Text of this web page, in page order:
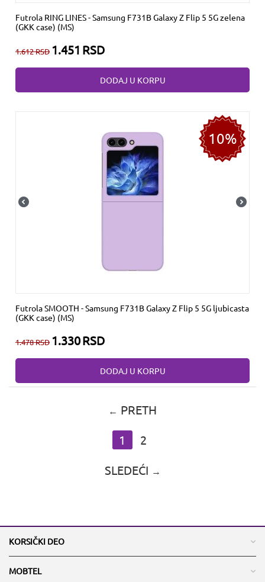
Futrola RING LINES - Samsung F731B Galaxy Z Flip 5 5G zelena
(GKK case) (MS)
1.612RSD 1.451 RSD
DODAJ U KORPU
10%
Futrola SMOOTH - Samsung F731B Galaxy Z Flip 5 5G ljubicasta
(GKK case) (MS)
1.478RSD 1.330RSD
DODAJ U KORPU
PRETH
1 2
SLEDEĆI
KORSIČKI DEO
MOBTEL